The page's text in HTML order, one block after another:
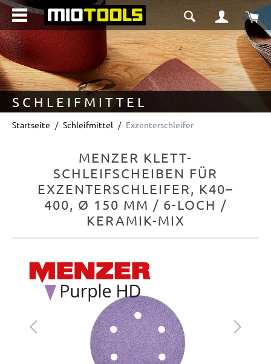
springen
SCHLEIFMITTEL
Startseite Schleifmittel Exzenterschleifer
MENZER KLETT-
SCHLEIFSCHEIBEN FÜR
EXZENTERSCHLEIFER, K40–
400, Ø 150 MM / 6-LOCH /
KERAMIK-MIX
Bildergalerie überspringen